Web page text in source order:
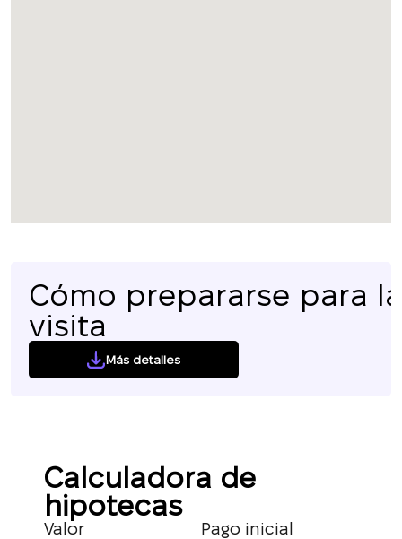
Cómo prepararse para la
visita
Más detalles
Calculadora de
hipotecas
Valor Pago inicial